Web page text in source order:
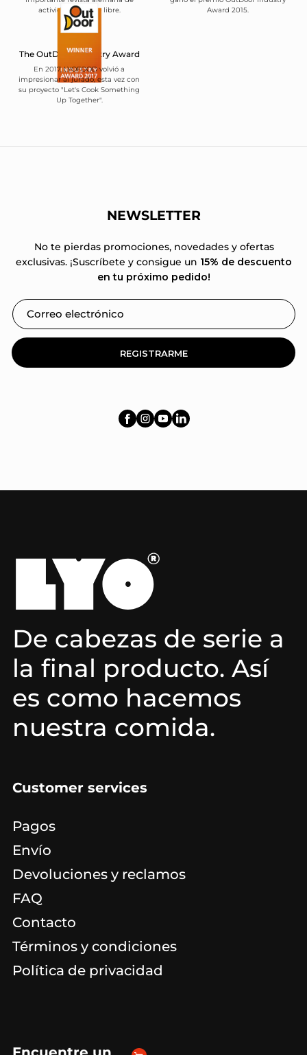
actividades al aire libre.
Award 2015.
The OutDoor Industry Award
En 2017, LYOFOOD volvió a
impresionar al jurado, esta vez con
su proyecto "Let's Cook Something
Up Together".
NEWSLETTER
No te pierdas promociones, novedades y ofertas
exclusivas. ¡Suscríbete y consigue un 15% de descuento
en tu próximo pedido!
REGISTRARME
De cabezas de serie a
la final producto. Así
es como hacemos
nuestra comida.
Customer services
Pagos
Envío
Devoluciones y reclamos
FAQ
Contacto
Términos y condiciones
Política de privacidad